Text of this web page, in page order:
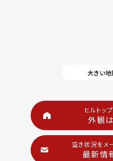
大きい
ヒルトッ
外観
空き状況をメ
最新情